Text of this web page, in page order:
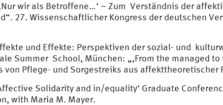
wir als Betroffene…‘ – Zum Verständnis der
27. Wissenschaftlicher Kongress der deutschen
und Effekte: Perspektiven der sozial- und
Summer School, München: „‚From the managed to
von Pflege- und Sorgestreiks aus affekttheoretischer
Solidarity and in/equality‘ Graduate
with Maria M. Mayer.